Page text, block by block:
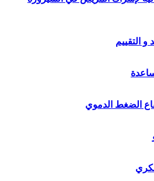
و التقييم
الضغط الدموي